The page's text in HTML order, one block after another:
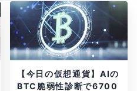
【今日の仮想通貨】AIの
BTC脆弱性診断で6700